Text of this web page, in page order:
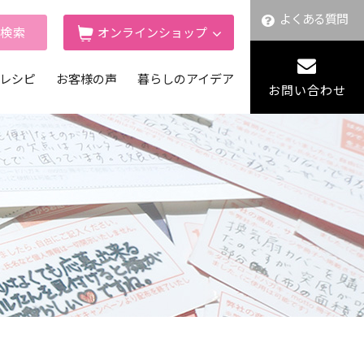
索 オンラインショップ
レシピ お客様の声 暮らしのアイデア
よくある質問
お問い合わせ